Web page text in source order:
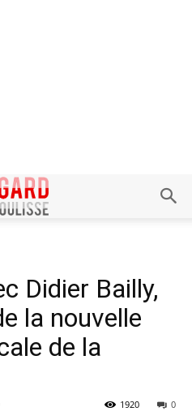
Didier Bailly,
la nouvelle
de la
0
1920